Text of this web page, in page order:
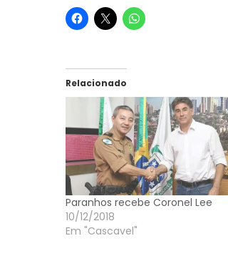
Relacionado
Paranhos recebe Coronel Lee
10/12/2018
Em "Cascavel"